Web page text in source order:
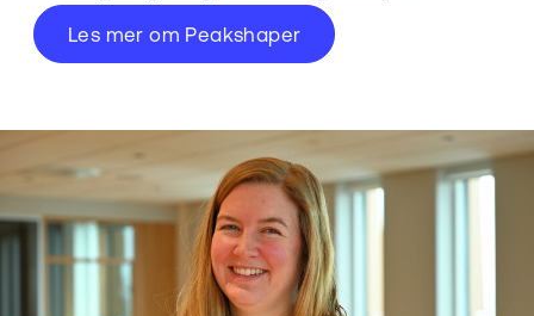
Les mer om Peakshaper